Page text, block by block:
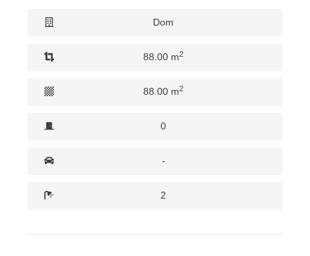
Dom
88.00 m2
88.00 m2
0
-
2